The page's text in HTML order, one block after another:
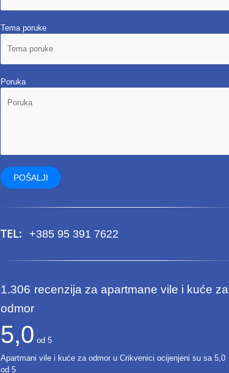
Tema poruke
Poruka
TEL: +385 95 391 7622
1.306 recenzija za apartmane vile i kuće za
odmor
5,0 od 5
Apartmani vile i kuće za odmor u Crikvenici ocijenjeni su sa5,0
od 5